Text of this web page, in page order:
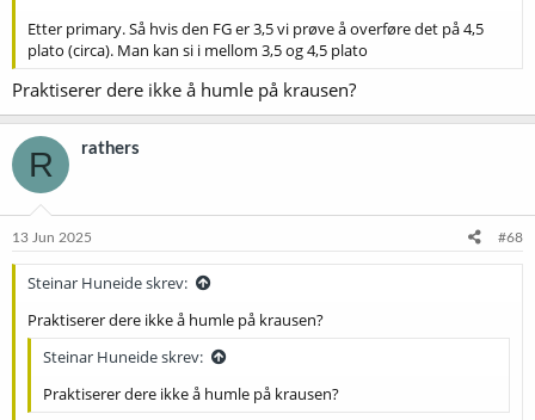
Etter primary. Så hvis den FG er 3,5 vi prøve å overføre det på 4,5
plato (circa). Man kan si i mellom 3,5 og 4,5 plato
Praktiserer dere ikke å humle på krausen?
R rathers
13 Jun 2025 #68
Steinar Huneide skrev:
Praktiserer dere ikke å humle på krausen?
Steinar Huneide skrev:
Praktiserer dere ikke å humle på krausen?